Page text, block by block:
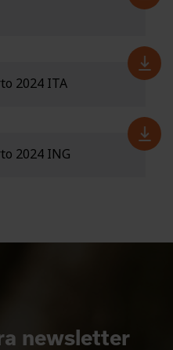
2024 ITA
2024 ING
newsletter